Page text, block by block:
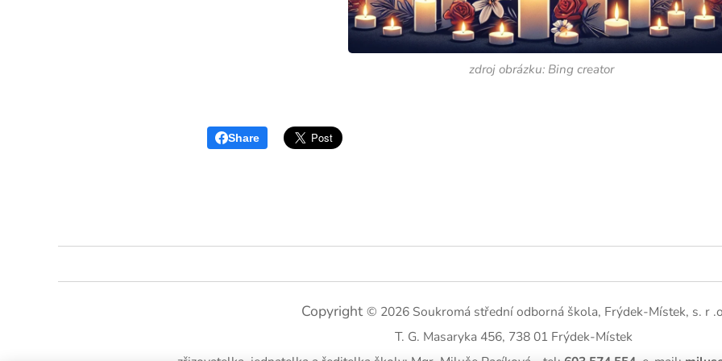
zdroj obrázku: Bing creator
Share
Copyright© 2026 Soukromá střední odborná škola, Frýdek-Místek, s. r
T. G. Masaryka 456, 738 01 Frýdek-Místek